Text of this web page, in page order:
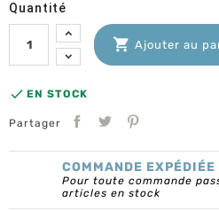
Quantité
 Ajouter au
 EN STOCK
Partager
COMMANDE
Pour toute commande
articles en stock